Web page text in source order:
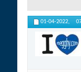
01-04-2022,